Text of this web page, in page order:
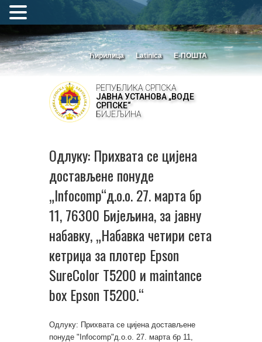
Ћирилица Latinica Е-ПОШТА
РЕПУБЛИКА СРПСКА
ЈАВНА УСТАНОВА „ВОДЕ
СРПСКЕ“
БИЈЕЉИНА
Одлуку: Прихвата се цијена
достављене понуде
„Infocomp“д.о.о. 27. марта бр
11, 76300 Бијељина, за јавну
набавку, „Набавка четири сета
кетриџа за плотер Epson
SureColor T5200 и maintance
box Epson T5200.“
Одлуку: Прихвата се цијена достављене
понуде "Infocomp"д.о.о. 27. марта бр 11,